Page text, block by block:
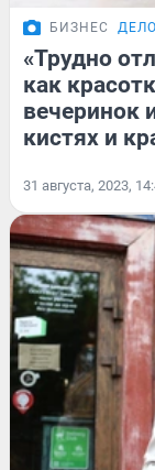
БИЗНЕС
«Трудно
как
вечеринок
кистях и
31 августа, 2023,